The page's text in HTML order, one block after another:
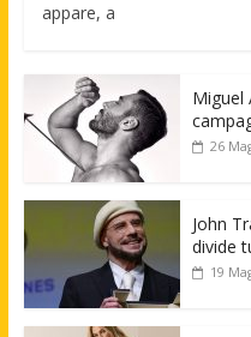
appare, a
Miguel
26
John
divide
19